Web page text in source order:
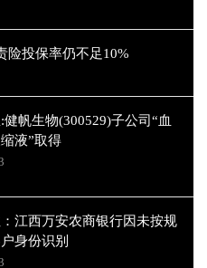
险投保率仍不足10%
帆生物(300529)子公司“血
液”取得
江西万安农商银行因未按规
身份识别